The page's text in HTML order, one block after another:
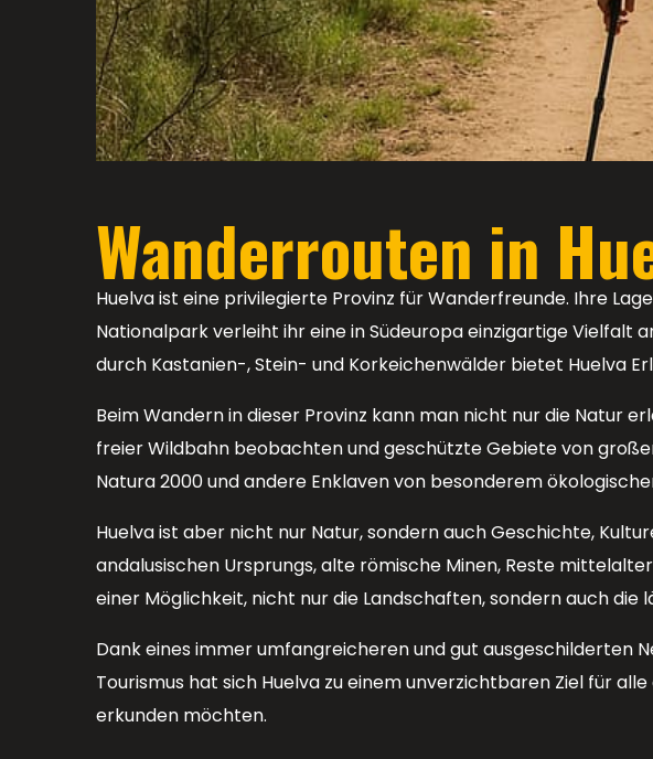
Wanderrouten in
Huelva ist eine privilegierte Provinz für Wanderfreunde. Ihre
Nationalpark verleiht ihr eine in Südeuropa einzigartige Vielfalt
durch Kastanien-, Stein- und Korkeichenwälder bietet Huelva
Beim Wandern in dieser Provinz kann man nicht nur die Natur
freier Wildbahn beobachten und geschützte Gebiete von
Natura 2000 und andere Enklaven von besonderem
Huelva ist aber nicht nur Natur, sondern auch Geschichte,
andalusischen Ursprungs, alte römische Minen, Reste
einer Möglichkeit, nicht nur die Landschaften, sondern auch die
Dank eines immer umfangreicheren und gut ausgeschilderten
Tourismus hat sich Huelva zu einem unverzichtbaren Ziel für
erkunden möchten.